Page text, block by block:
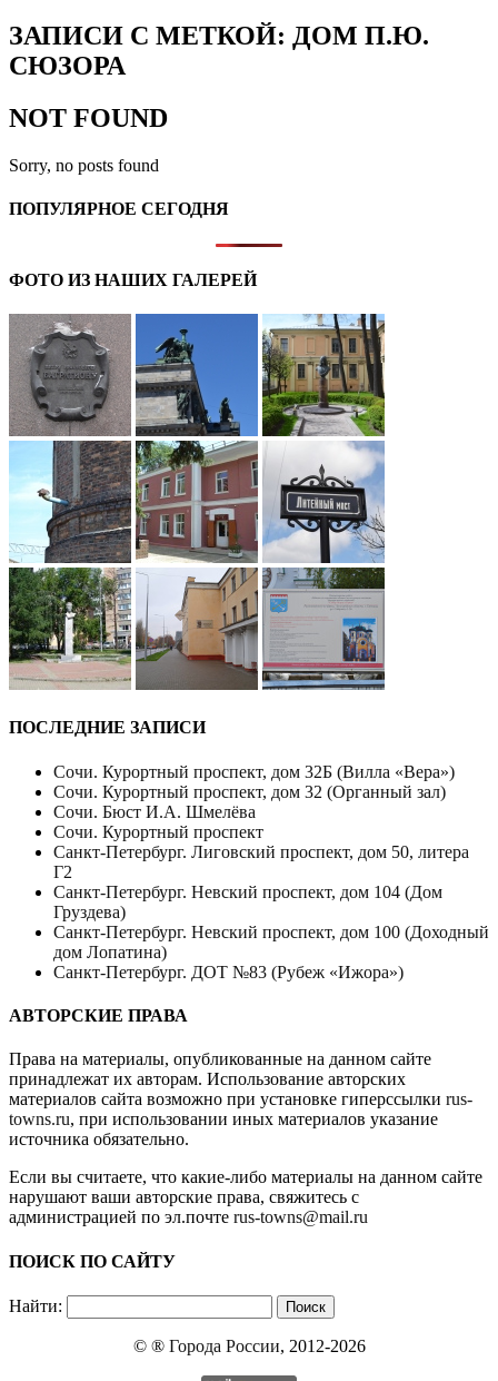
ЗАПИСИ С МЕТКОЙ: ДОМ П.Ю.
СЮЗОРА
NOT FOUND
Sorry, no posts found
ПОПУЛЯРНОЕ СЕГОДНЯ
ФОТО ИЗ НАШИХ ГАЛЕРЕЙ
ПОСЛЕДНИЕ ЗАПИСИ
Сочи. Курортный проспект, дом 32Б (Вилла «Вера»)
Сочи. Курортный проспект, дом 32 (Органный зал)
Сочи. Бюст И.А. Шмелёва
Сочи. Курортный проспект
Санкт-Петербург. Лиговский проспект, дом 50, литера
Г2
Санкт-Петербург. Невский проспект, дом 104 (Дом
Груздева)
Санкт-Петербург. Невский проспект, дом 100 (Доходный
дом Лопатина)
Санкт-Петербург. ДОТ №83 (Рубеж «Ижора»)
АВТОРСКИЕ ПРАВА
Права на материалы, опубликованные на данном сайте
принадлежат их авторам. Использование авторских
материалов сайта возможно при установке гиперссылки rus-
towns.ru, при использовании иных материалов указание
источника обязательно.
Если вы считаете, что какие-либо материалы на данном сайте
нарушают ваши авторские права, свяжитесь с
администрацией по эл.почте rus-towns@mail.ru
ПОИСК ПО САЙТУ
Найти:
© ® Города России, 2012-2026